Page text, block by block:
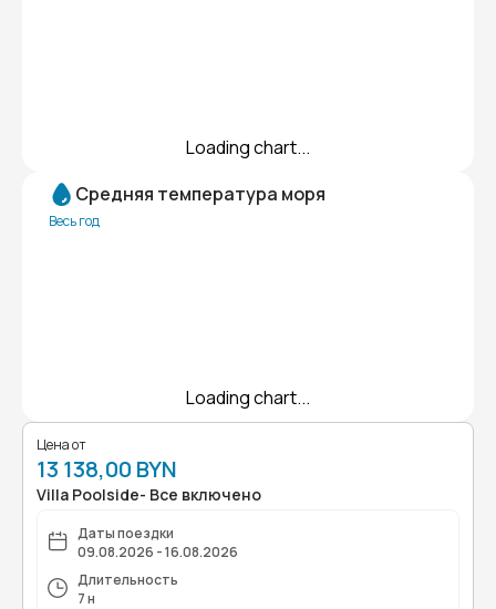
Loading chart...
Средняя температура моря
Весь год
Loading chart...
Цена от
13 138,00 BYN
Villa Poolside- Все включено
Даты поездки
09.08.2026 - 16.08.2026
Длительность
7 н